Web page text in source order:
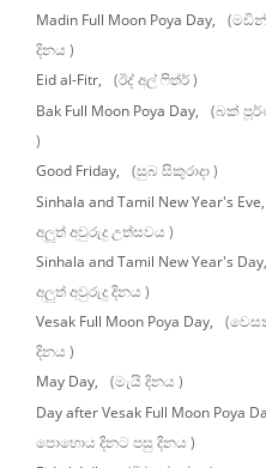
Madin Full Moon Poya Day,
දිනය )
Eid al-Fitr, (ඊද් අල් ෆිත්ර් )
Bak Full Moon Poya Day,
(බක්
)
Good Friday, (සුබ සිකුරාදා )
Sinhala and Tamil New Year's Eve,
අලුත් අවුරුදු උත්සවය )
Sinhala and Tamil New Year's Day,
අලුත් අවුරුදු දිනය )
Vesak Full Moon Poya Day,
දිනය )
May Day, (මැයි දිනය )
Day after Vesak Full Moon Poya
පොහොය දිනට පසු දිනය )